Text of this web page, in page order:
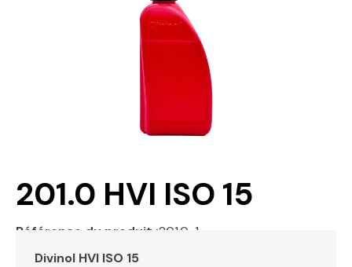
201.0 HVI ISO 15
Référence du produit :201.0-1
Divinol HVI ISO 15